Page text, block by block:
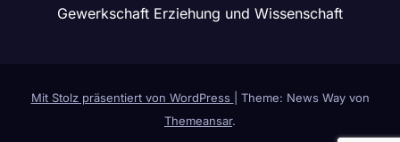
Gewerkschaft Erziehung und Wissenschaft
Mit Stolz präsentiert von WordPress
Theme: News Way von
Themeansar.